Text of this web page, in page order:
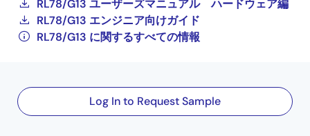
RL78/G13 ユーザーズマニュアル ハードウェア編
RL78/G13 エンジニア向けガイド
RL78/G13 に関するすべての情報
Log In to Request Sample